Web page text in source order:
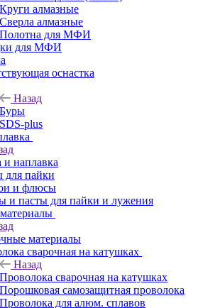
Круги алмазные
Сверла алмазные
Полотна для МФИ
для МФИ
оснастка
Назад
Буры
SDS-plus
и наплавка
для пайки
и флюсы
и пасты для пайки и лужения
материалы
сварочная на катушках
Назад
Проволока сварочная на катушках
Порошковая самозащитная проволока
Проволока для алюм. сплавов